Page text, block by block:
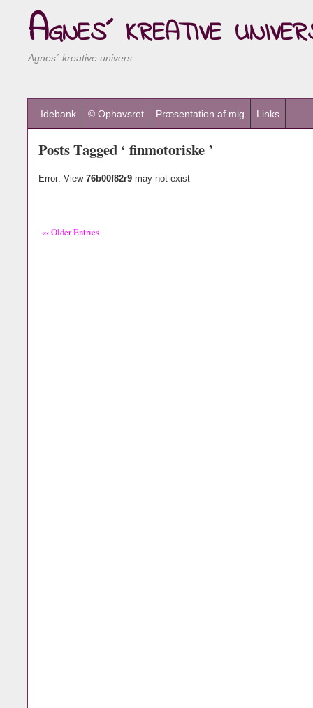
Agnes´ kreative
Agnes´ kreative univers
Idebank © Ophavsret Præsentation af mig Links
Posts Tagged ‘ finmotoriske ’
Error: View 76b00f82r9 may not exist
«‹ Older Entries